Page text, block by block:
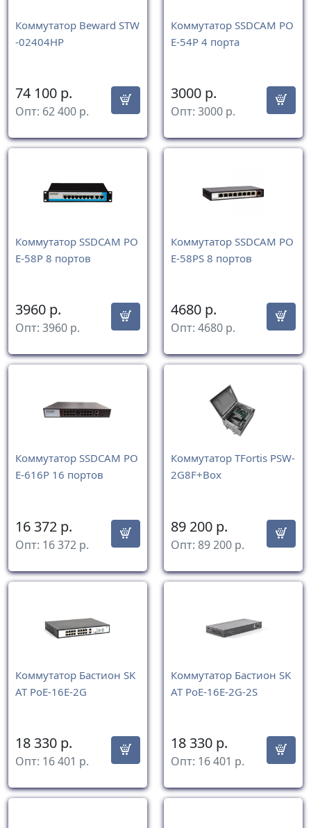
Коммутатор Beward STW
-02404HP
74 100 р.
Опт: 62 400 р.
Коммутатор SSDCAM PO
E-54P 4 порта
3000 р.
Опт: 3000 р.
Коммутатор SSDCAM PO
E-58P 8 портов
3960 р.
Опт: 3960 р.
Коммутатор SSDCAM PO
E-58PS 8 портов
4680 р.
Опт: 4680 р.
Коммутатор SSDCAM PO
E-616P 16 портов
16 372 р.
Опт: 16 372 р.
Коммутатор TFortis PSW-
2G8F+Box
89 200 р.
Опт: 89 200 р.
Коммутатор Бастион SK
AT PoE-16E-2G
18 330 р.
Опт: 16 401 р.
Коммутатор Бастион SK
AT PoE-16E-2G-2S
18 330 р.
Опт: 16 401 р.